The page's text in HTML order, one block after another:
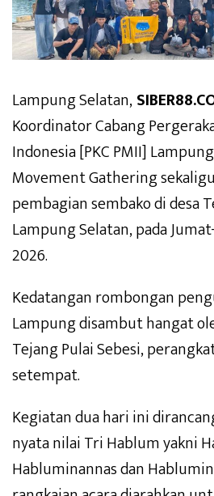
Lampung Selatan,
Koordinator Cabang
Indonesia [PKC PMII]
Movement Gathering
pembagian sembako di desa
Lampung Selatan, pada
2026.
Kedatangan rombongan
Lampung disambut hangat
Tejang Pulai Sebesi,
setempat.
Kegiatan dua hari ini
nyata nilai Tri Hablum yakni
Habluminannas dan